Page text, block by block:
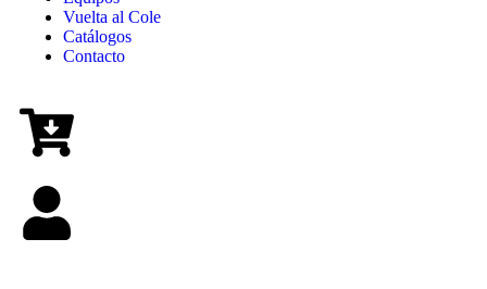
Vuelta al Cole
Catálogos
Contacto